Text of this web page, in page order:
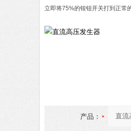
立即将75%的铵钮开关打到正常
产品：